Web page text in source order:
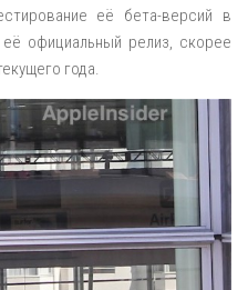
её бета-версий в
официальный релиз, скорее
года.